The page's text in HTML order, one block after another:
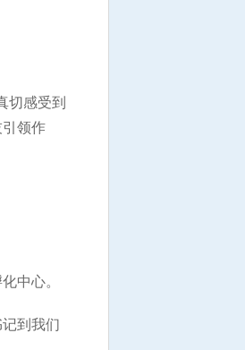
切感受到
领作
中心。
到我们